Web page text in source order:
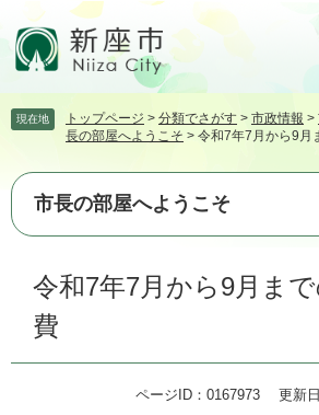
頭
す。
飛
て
本
現在地 トップページ > 分類でさがす > 市政情報 >
長の部屋へようこそ > 令和7年7月から9月
市長の部屋へようこそ
令和7年7月から9月まで
費
ページID：0167973 更新